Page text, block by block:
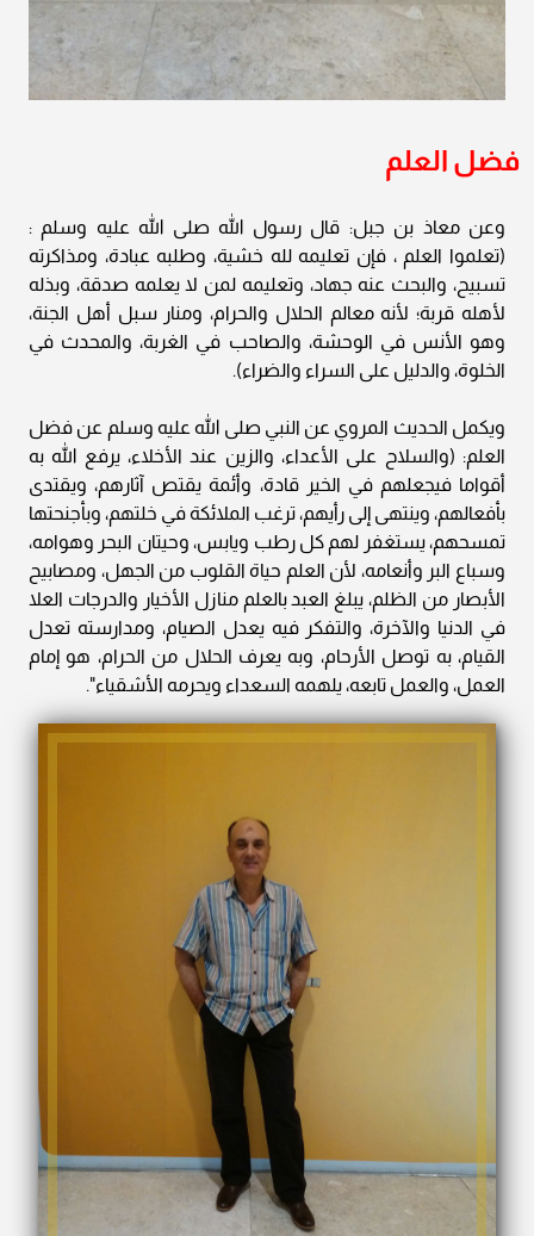
فضل العلم
وعن معاذ بن جبل: قال رسول الله صلى الله عليه وسلم :
(تعلموا العلم ، فإن تعليمه لله خشية، وطلبه عبادة، ومذاكرته
تسبيح، والبحث عنه جهاد، وتعليمه لمن لا يعلمه صدقة، وبذله
لأهله قربة؛ لأنه معالم الحلال والحرام، ومنار سبل أهل الجنة،
وهو الأنس في الوحشة، والصاحب في الغربة، والمحدث في
الخلوة، والدليل على السراء والضراء).
ويكمل الحديث المروي عن النبي صلى الله عليه وسلم عن فضل
العلم: (والسلاح على الأعداء، والزين عند الأخلاء، يرفع الله به
أقواما فيجعلهم في الخير قادة، وأئمة يقتص آثارهم، ويقتدى
بأفعالهم، وينتهى إلى رأيهم، ترغب الملائكة في خلتهم، وبأجنحتها
تمسحهم، يستغفر لهم كل رطب ويابس، وحيتان البحر وهوامه،
وسباع البر وأنعامه، لأن العلم حياة القلوب من الجهل، ومصابيح
الأبصار من الظلم، يبلغ العبد بالعلم منازل الأخيار والدرجات العلا
في الدنيا والآخرة، والتفكر فيه يعدل الصيام، ومدارسته تعدل
القيام، به توصل الأرحام، وبه يعرف الحلال من الحرام، هو إمام
العمل، والعمل تابعه، يلهمه السعداء ويحرمه الأشقياء".